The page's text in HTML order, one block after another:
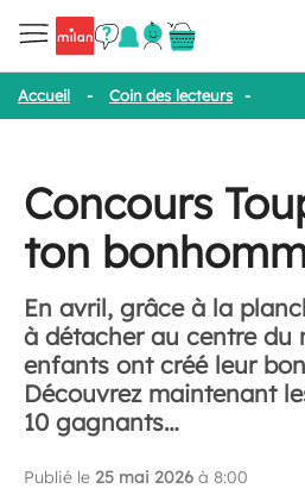
Accueil - Coin des lecteurs -
Concours
ton
En avril, grâce à la
à détacher au centre du
enfants ont créé leur
Découvrez maintenant
10 gagnants…
Publié le 25 mai 2026 à 8:00